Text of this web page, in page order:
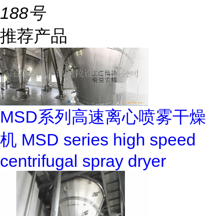
188号
推荐产品
MSD系列高速离心喷雾干燥
机 MSD series high speed
centrifugal spray dryer